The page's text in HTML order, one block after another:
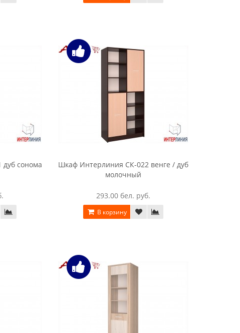
сонома
Шкаф Интерлиния СК-022 венге / дуб
молочный
293.00 бел. руб.
В корзину